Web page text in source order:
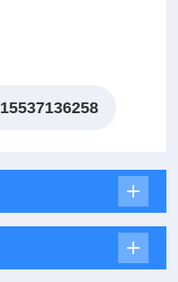
15537136258